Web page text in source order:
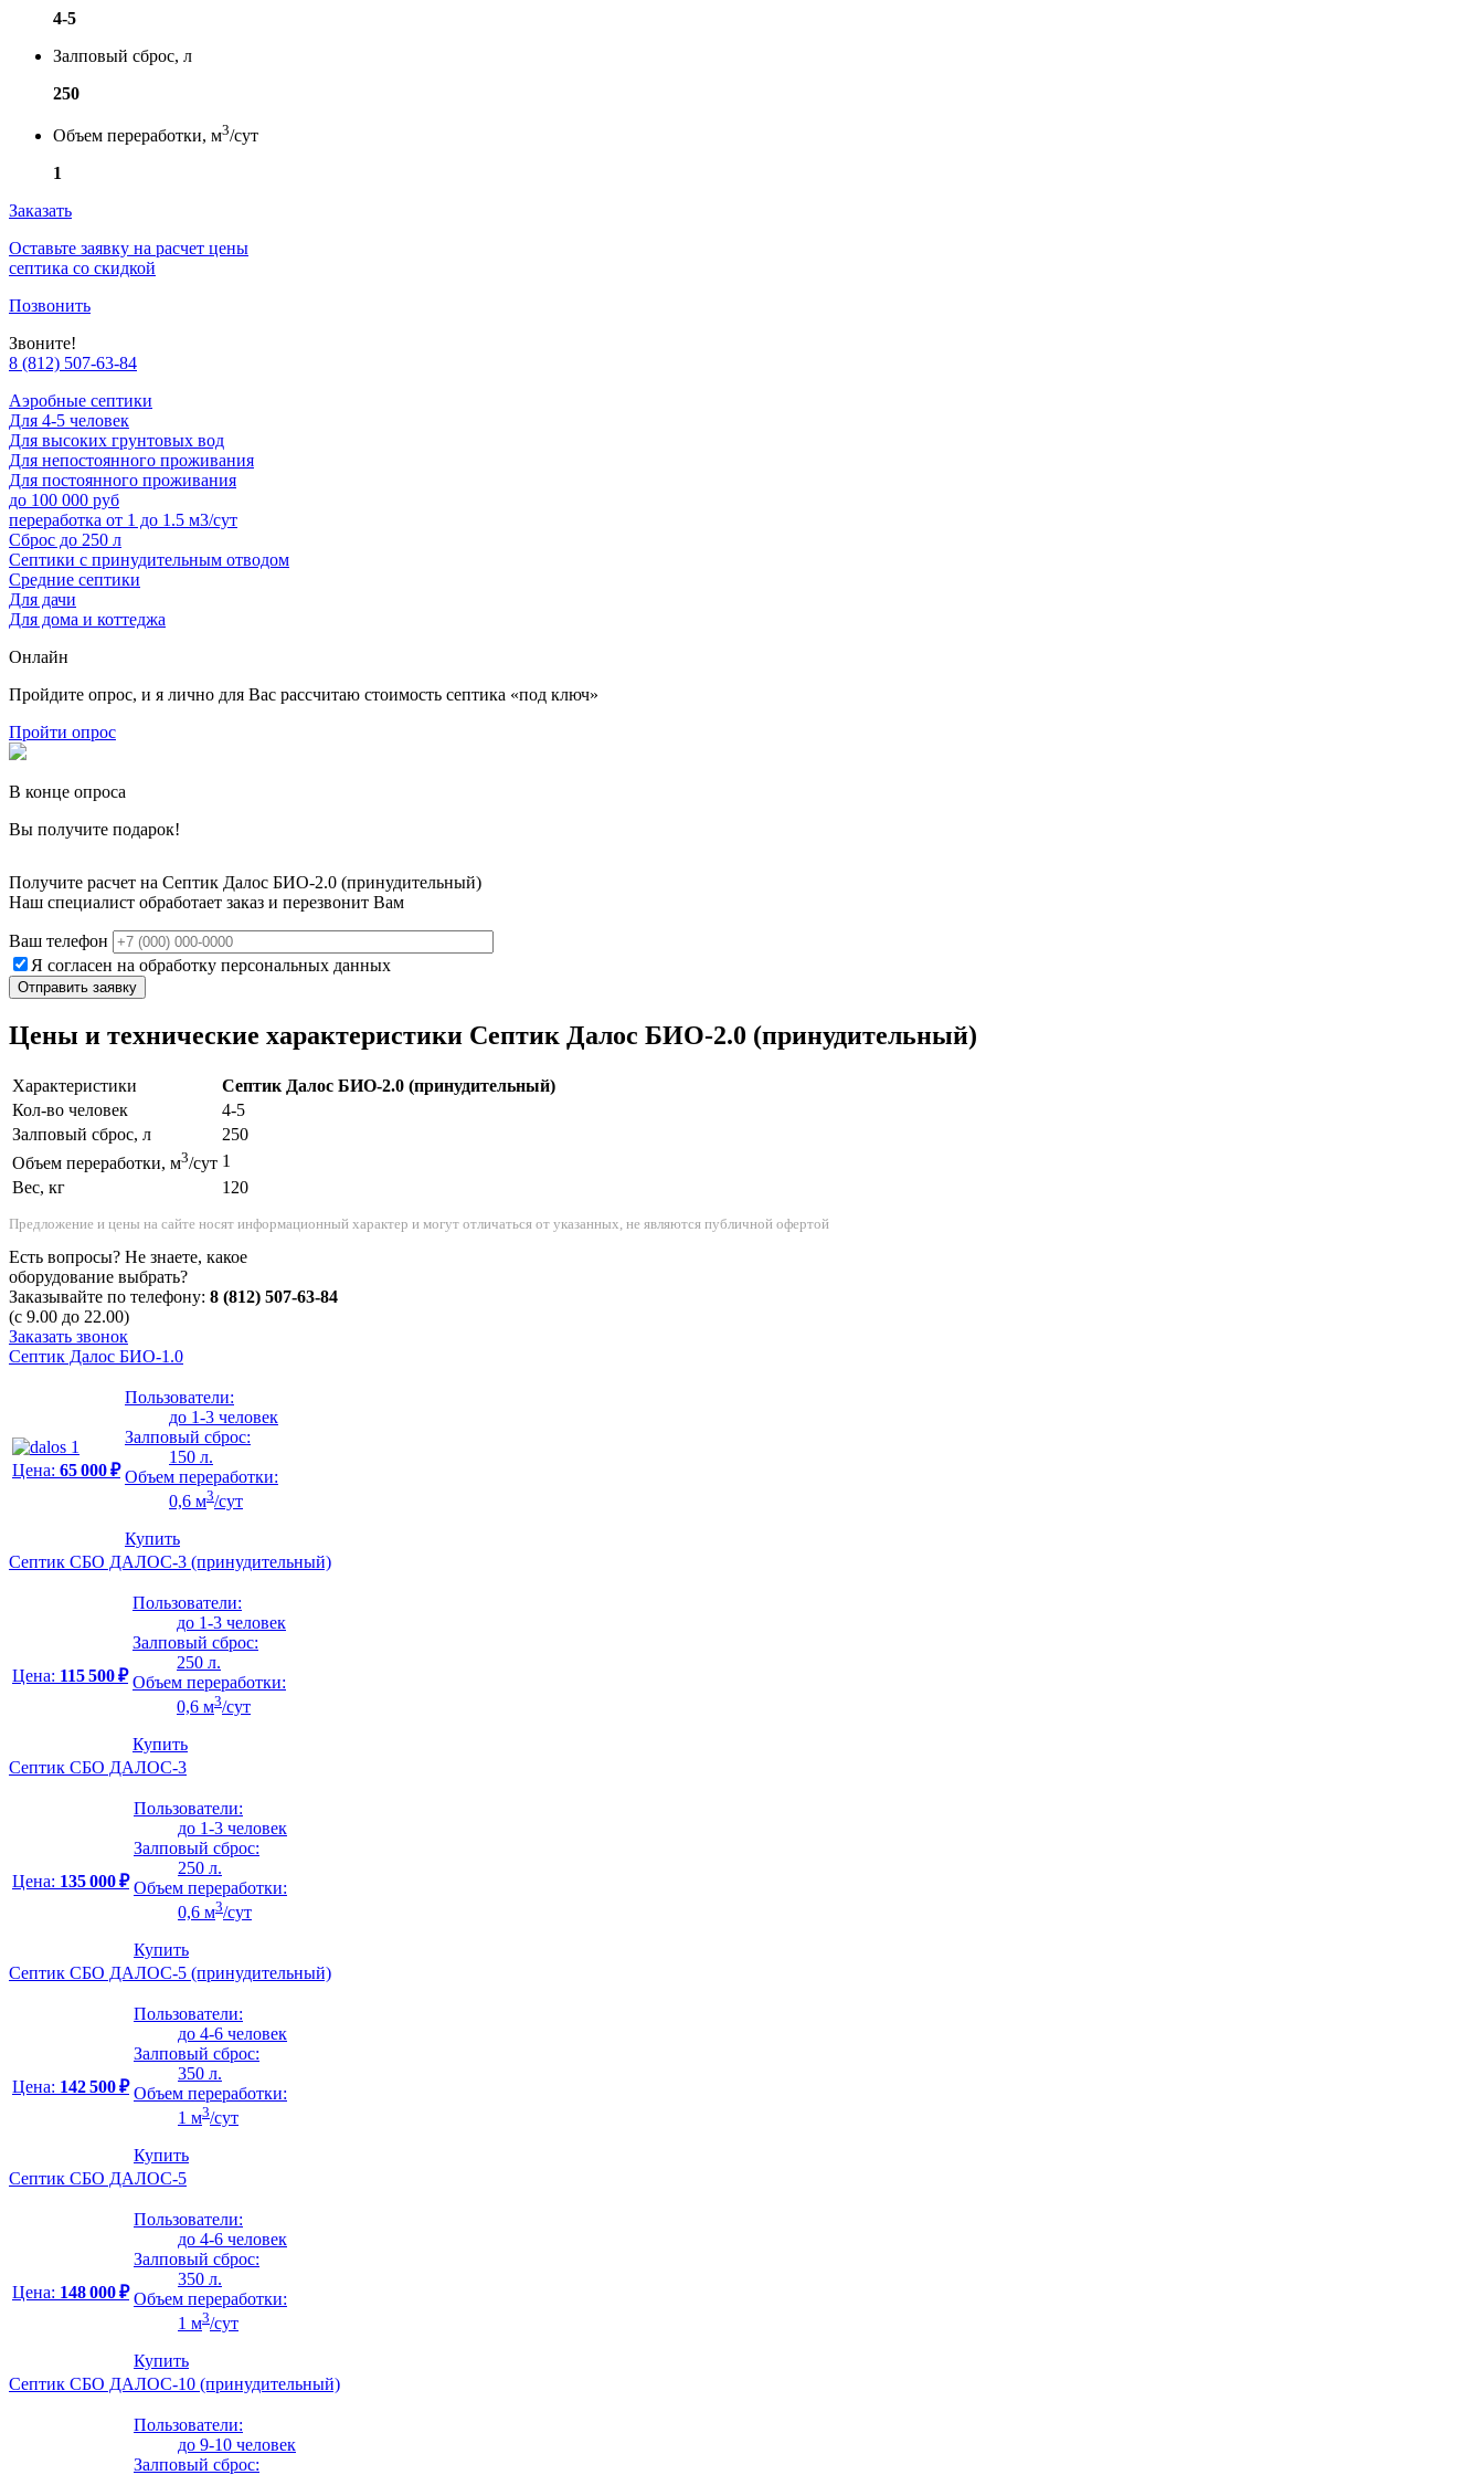
4-5
Залповый сброс, л
250
Объем переработки, м3/сут
1
Заказать
Оставьте заявку на расчет цены
септика со скидкой
Позвонить
Звоните!
8 (812) 507-63-84
Аэробные септики
Для 4-5 человек
Для высоких грунтовых вод
Для непостоянного проживания
Для постоянного проживания
до 100 000 руб
переработка от 1 до 1.5 м3/сут
Сброс до 250 л
Септики с принудительным отводом
Средние септики
Для дачи
Для дома и коттеджа
Онлайн
Пройдите опрос, и я лично для Вас рассчитаю стоимость септика «под ключ»
Пройти опрос
В конце опроса
Вы получите подарок!
Получите расчет на Септик Далос БИО-2.0 (принудительный)
Наш специалист обработает заказ и перезвонит Вам
Ваш телефон
Я согласен на обработку персональных данных
Цены и технические характеристики Септик Далос БИО-2.0 (принудительный)
Характеристики
Септик Далос БИО-2.0 (принудительный)
Кол-во человек
4-5
Залповый сброс, л
250
Объем переработки, м3/сут 1
Вес, кг
120
Предложение и цены на сайте носят информационный характер и могут отличаться от указанных, не являются публичной офертой
Есть вопросы? Не знаете, какое
оборудование выбрать?
Заказывайте по телефону: 8 (812) 507-63-84
(с 9.00 до 22.00)
Заказать звонок
Септик Далос БИО-1.0
Цена: 65 000 ₽
Пользователи:
до 1-3 человек
Залповый сброс:
150 л.
Объем переработки:
0,6 м3/сут
Купить
Септик СБО ДАЛОС-3 (принудительный)
Цена: 115 500 ₽
Пользователи:
до 1-3 человек
Залповый сброс:
250 л.
Объем переработки:
0,6 м3/сут
Купить
Септик СБО ДАЛОС-3
Цена: 135 000 ₽
Пользователи:
до 1-3 человек
Залповый сброс:
250 л.
Объем переработки:
0,6 м3/сут
Купить
Септик СБО ДАЛОС-5 (принудительный)
Цена: 142 500 ₽
Пользователи:
до 4-6 человек
Залповый сброс:
350 л.
Объем переработки:
1 м3/сут
Купить
Септик СБО ДАЛОС-5
Цена: 148 000 ₽
Пользователи:
до 4-6 человек
Залповый сброс:
350 л.
Объем переработки:
1 м3/сут
Купить
Септик СБО ДАЛОС-10 (принудительный)
Пользователи:
до 9-10 человек
Залповый сброс: